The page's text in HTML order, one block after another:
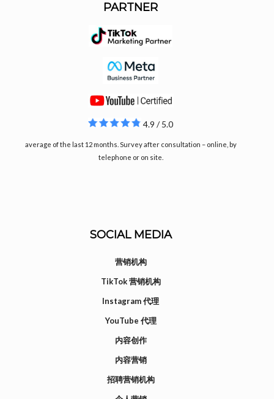
PARTNER
4.9 / 5.0
average of the last 12 months. Survey after consultation – online, by
telephone or on site.
SOCIAL MEDIA
营销机构
TikTok 营销机构
Instagram 代理
YouTube 代理
内容创作
内容营销
招聘营销机构